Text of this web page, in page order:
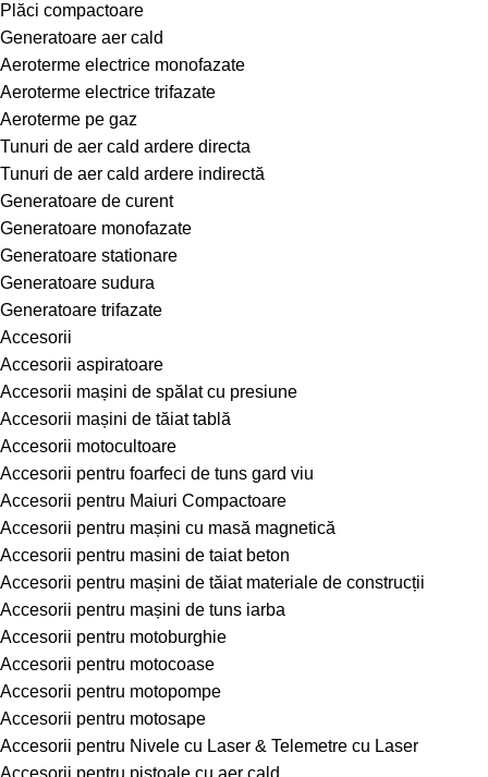
Plăci compactoare
Generatoare aer cald
Aeroterme electrice monofazate
Aeroterme electrice trifazate
Aeroterme pe gaz
Tunuri de aer cald ardere directa
Tunuri de aer cald ardere indirectă
Generatoare de curent
Generatoare monofazate
Generatoare stationare
Generatoare sudura
Generatoare trifazate
Accesorii
Accesorii aspiratoare
Accesorii mașini de spălat cu presiune
Accesorii mașini de tăiat tablă
Accesorii motocultoare
Accesorii pentru foarfeci de tuns gard viu
Accesorii pentru Maiuri Compactoare
Accesorii pentru mașini cu masă magnetică
Accesorii pentru masini de taiat beton
Accesorii pentru mașini de tăiat materiale de construcții
Accesorii pentru mașini de tuns iarba
Accesorii pentru motoburghie
Accesorii pentru motocoase
Accesorii pentru motopompe
Accesorii pentru motosape
Accesorii pentru Nivele cu Laser & Telemetre cu Laser
Accesorii pentru pistoale cu aer cald